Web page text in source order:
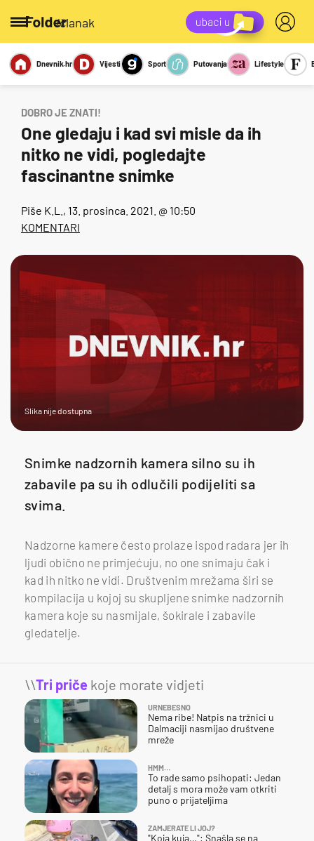
/članak
Miks Kviz
Report
Sexy
Dnevnik.hr Vijesti Sport Putovanja Lifestyle
DOBRO JE ZNATI!
One gledaju i kad svi misle da ih
nitko ne vidi, pogledajte
fascinantne snimke
Piše K.L. , 13. prosinca. 2021. @ 10:50
KOMENTARI
Slika nije dostupna
Snimke nadzornih kamera silno su ih
zabavile pa su ih odlučili podijeliti sa
svima.
Nadzorne kamere često prolaze ispod radara jer ih
ljudi obično ne primjećuju, no one snimaju čak i
kad ih nitko ne vidi. Društvenim mrežama širi se
kompilacija u kojoj su skupljene snimke nadzornih
kamera koje su nasmijale, šokirale i zabavile
gledatelje.
\\Tri priče koje morate vidjeti
URNEBESNO
Nema ribe! Natpis na tržnici u
Dalmaciji nasmijao društvene
mreže
HMM…
To rade samo psihopati: Jedan
detalj s mora može vam otkriti
puno o prijateljima
ZAMJERATE LI JOJ?
"Koja kuja…": Snašla se na